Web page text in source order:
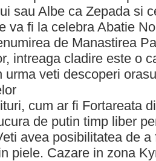
sau Albe ca Zepada si
va fi la celebra Abatie
de Manastirea
intreaga cladire este o
urma veti descoperi
cum ar fi Fortareata
de putin timp liber
avea posibilitatea de
piele. Cazare in zona